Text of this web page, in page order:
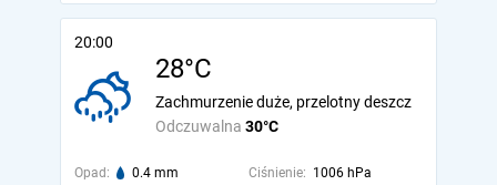
20:00
28°C
Odczuwalna 30°C
Zachmurzenie duże, przelotny deszcz
Opad: 0.4 mm Ciśnienie: 1006 hPa